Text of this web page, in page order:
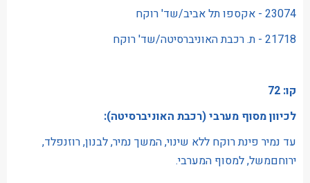
23074 - אקספו תל אביב/שד' רוקח
21718 - ת. רכבת האוניברסיטה/שד' רוקח
קו: 72
לכיוון מסוף מערבי (רכבת האוניברסיטה):
עד נמיר פינת רוקח ללא שינוי, המשך נמיר, לבנון, רוזנפלד,
ירוחםמשל, למסוף המערבי.